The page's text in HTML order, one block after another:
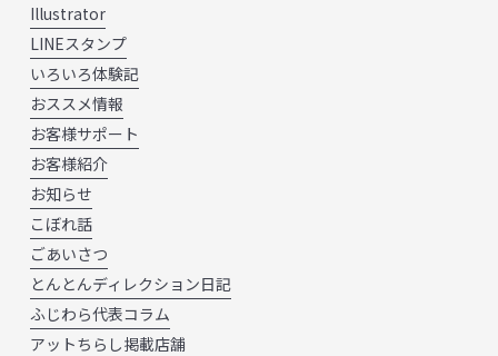
Illustrator
LINEスタンプ
いろいろ体験記
おススメ情報
お客様サポート
お客様紹介
お知らせ
こぼれ話
ごあいさつ
とんとんディレクション日記
ふじわら代表コラム
アットちらし掲載店舗